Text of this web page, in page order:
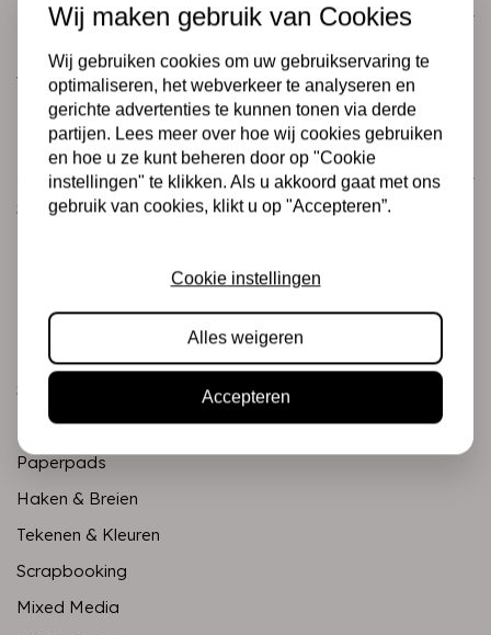
Klantenservice
Verzending en retourneren
Betalingsmogelijkheden
Categorieën
Scrapbooking
Koopjeshoek
Merken
Stempels & Inkt
Junk journaling
Paperpads
Haken & Breien
Tekenen & Kleuren
Scrapbooking
Mixed Media
Wij maken gebruik van Cookies
Wij gebruiken cookies om uw gebruikservaring te
optimaliseren, het webverkeer te analyseren en
gerichte advertenties te kunnen tonen via derde
partijen. Lees meer over hoe wij cookies gebruiken
en hoe u ze kunt beheren door op "Cookie
instellingen" te klikken. Als u akkoord gaat met ons
gebruik van cookies, klikt u op "Accepteren”.
Cookie instellingen
Alles weigeren
Accepteren